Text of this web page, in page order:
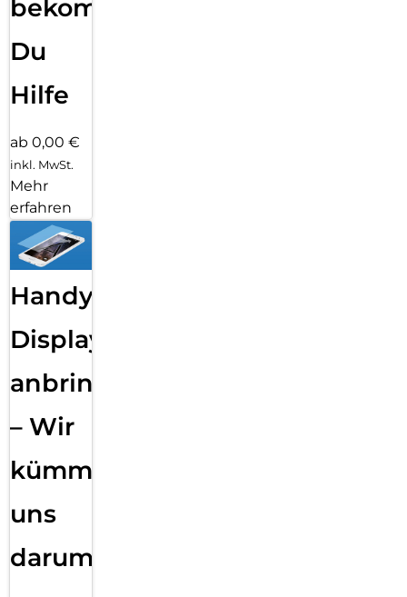
bekommst
Du
Hilfe
ab 0,00 €
inkl. MwSt.
Mehr
erfahren
Handy
Displayfolie
anbringen
– Wir
kümmern
uns
darum!